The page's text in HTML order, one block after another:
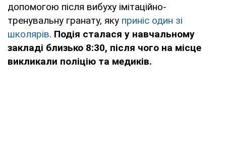
допомогою після вибуху імітаційно-
тренувальну гранату, яку приніс один зі
школярів. Подія сталася у навчальному
закладі близько 8:30, після чого на місце
викликали поліцію та медиків.